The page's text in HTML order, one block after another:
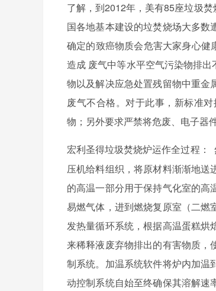
了解，到2012年，美有85座垃圾
国各地基本建设的垃焚烧场大多
确定的致癌物质会危害大家身心
造成 废气中等水平空气污染物排
物以及解决应急处置残留物中重
废气不合格。对于此事，新标准
物；另外要求严禁将危废、电子器
宏利圣得垃圾焚烧炉运作全过程：
压机给料组织，将原材料渐渐地
的高温一部分用于保持气化室的
易燃气体，进到燃烧复原室（二燃
发热量循环系统，根据高温蛋糕
来稀释液废弃物排出的有害物质
制系统。加温系统软件将炉内加温
动控制系统自始至终确保其溶解